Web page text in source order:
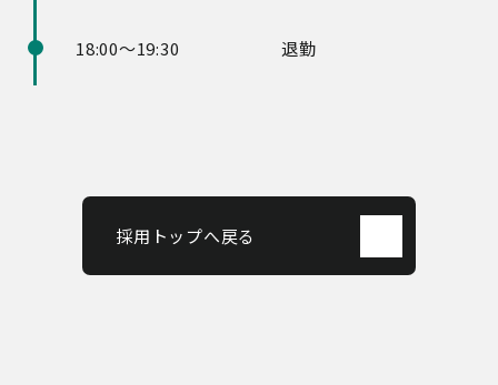
18:00～19:30 退勤
採用トップへ戻る